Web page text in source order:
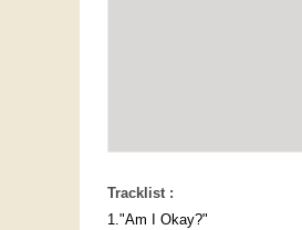
Tracklist :
1."Am I Okay?"